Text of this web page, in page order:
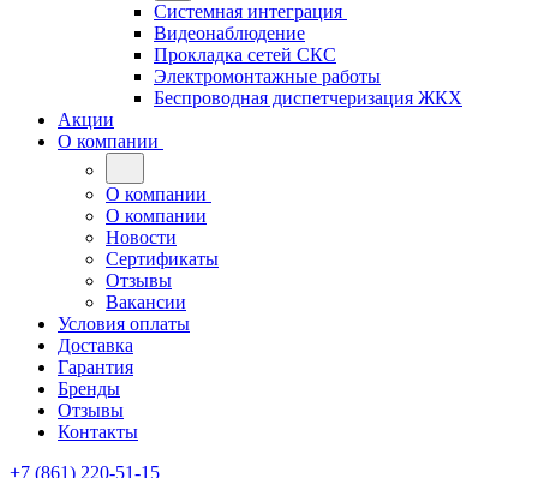
Системная интеграция
Видеонаблюдение
Прокладка сетей СКС
Электромонтажные работы
Беспроводная диспетчеризация ЖКХ
Акции
О компании
О компании
О компании
Новости
Сертификаты
Отзывы
Вакансии
Условия оплаты
Доставка
Гарантия
Бренды
Отзывы
Контакты
+7 (861) 220-51-15